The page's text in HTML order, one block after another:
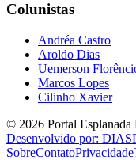
Colunistas
Andréa Castro
Aroldo Dias
Uemerson
Marcos Lopes
Cilinho Xavier
© 2026 Portal Esplanada
Desenvolvido por:
SobreContatoPrivacidade